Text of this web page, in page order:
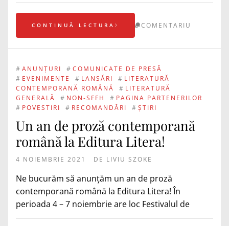
CONTINUĂ LECTURA COMENTARIU
# ANUNȚURI # COMUNICATE DE PRESĂ
# EVENIMENTE # LANSĂRI # LITERATURĂ
CONTEMPORANĂ ROMÂNĂ
# LITERATURĂ
GENERALĂ
# NON-SFFH # PAGINA PARTENERILOR
# POVESTIRI # RECOMANDĂRI # ȘTIRI
Un an de proză contemporană
română la Editura Litera!
4 NOIEMBRIE 2021 DE LIVIU SZOKE
Ne bucurăm să anunțăm un an de proză
contemporană română la Editura Litera! În
perioada 4 – 7 noiembrie are loc Festivalul de